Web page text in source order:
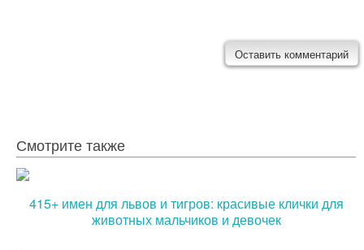
Смотрите также
415+ имен для львов и тигров: красивые клички для
животных мальчиков и девочек